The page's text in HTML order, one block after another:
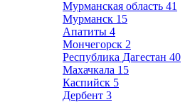
Мурманская область 41
Мурманск 15
Апатиты 4
Мончегорск 2
Республика Дагестан 40
Махачкала 15
Каспийск 5
Дербент 3